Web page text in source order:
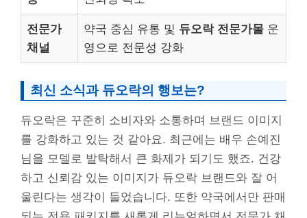
전문가
채널
약국 중심 유통 및 듀오락 전문가몰 운
영으로 전문성 강화
최신 소식과 듀오락의 행보는?
듀오락은 꾸준히 소비자와 소통하며 브랜드 이미지
를 강화하고 있는 것 같아요. 최근에는 배우 손예진
님을 모델로 발탁해서 큰 화제가 되기도 했죠. 건강
하고 신뢰감 있는 이미지가 듀오락 브랜드와 잘 어
울린다는 생각이 들었습니다. 또한 약국에서만 판매